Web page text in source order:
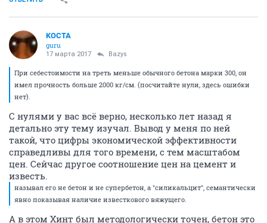
KOCTA
guru
17 марта 2017 Bazys
При себестоимости на треть меньше обычного бетона марки 300, он
имел прочность больше 2000 кг/см. (посчитайте нули, здесь ошибки
нет).
С нулями у вас всё верно, несколько лет назад я
детально эту тему изучал. Вывод у меня по ней
такой, что цифры экономической эффективности
справедливы для того времени, с тем масштабом
цен. Сейчас другое соотношение цен на цемент и
известь.
называл его не бетон и не супербетон, а "силикальцит", семантически
явно показывая наличие известкового вяжущего.
А в этом Хинт был методологически точен, бетон это